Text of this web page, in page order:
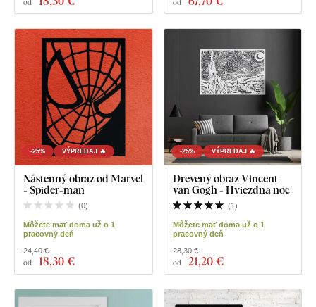
-25% VÝPREDAJ 🔥
Nástenný obraz od Marvel
- Spider-man
(0)
Môžete mať doma už o 1
pracovný deň
od 18,30 €
24,40 €
-25% VÝPREDAJ 🔥
Drevený obraz Vincent
van Gogh - Hviezdna noc
(1 )
Môžete mať doma už o 1
pracovný deň
od 21,20 €
28,30 €